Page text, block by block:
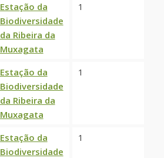
Estação da
Biodiversidade
da Ribeira da
Muxagata
1
Estação da
Biodiversidade
da Ribeira da
Muxagata
1
Estação da
Biodiversidade
1